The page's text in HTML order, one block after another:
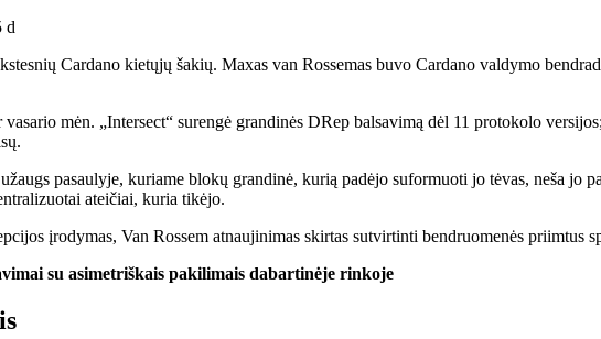
d
Cardano kietųjų šakių. Maxas van Rossemas buvo Cardano valdymo
mėn. „Intersect“ surengė grandinės DRep balsavimą dėl 11 protokolo
pasaulyje, kuriame blokų grandinė, kurią padėjo suformuoti jo tėvas, neša jo
ateičiai, kuria tikėjo.
įrodymas, Van Rossem atnaujinimas skirtas sutvirtinti bendruomenės priimtus
su asimetriškais pakilimais dabartinėje rinkoje